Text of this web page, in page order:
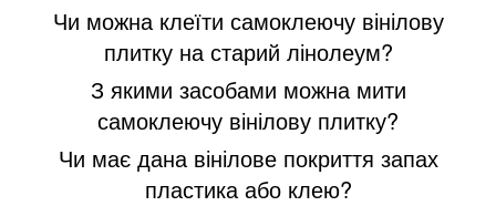
Чи можна клеїти самоклеючу вінілову
плитку на старий лінолеум?
З якими засобами можна мити
самоклеючу вінілову плитку?
Чи має дана вінілове покриття запах
пластика або клею?